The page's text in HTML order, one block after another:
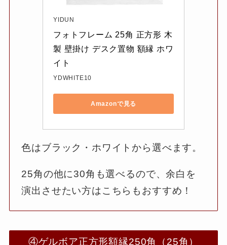
YIDUN
フォトフレーム 25角 正方形 木
製 壁掛け デスク置物 額縁 ホワ
イト
YDWHITE10
Amazonで見る
色はブラック・ホワイトから選べます。
25角の他に30角も選べるので、余白を
演出させたい方はこちらもおすすめ！
④ゲルボア正方形額縁250角（25角）